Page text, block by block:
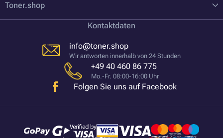
Toner.shop
Kontaktdaten
info@toner.shop
Wir antworten innerhalb von 24 Stunden
+49 40 460 86 775
Mo.-Fr. 08:00-16:00 Uhr
Folgen Sie uns auf Facebook